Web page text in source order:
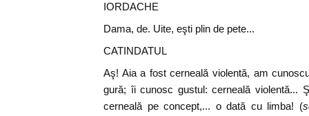
IORDACHE
Dama, de. Uite, eşti plin de pete...
CATINDATUL
Aş! Aia a fost cerneală violentă, am
gură; îi cunosc gustul: cerneală violentă...
cerneală pe concept,... o dată cu limba! (